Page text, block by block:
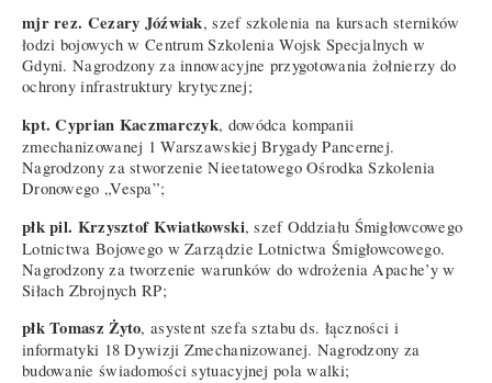
mjr rez. Cezary Jóźwiak, szef szkolenia na kursach sterników
łodzi bojowych w Centrum Szkolenia Wojsk Specjalnych w
Gdyni. Nagrodzony za innowacyjne przygotowania żołnierzy do
ochrony infrastruktury krytycznej;
kpt. Cyprian Kaczmarczyk, dowódca kompanii
zmechanizowanej 1 Warszawskiej Brygady Pancernej.
Nagrodzony za stworzenie Nieetatowego Ośrodka Szkolenia
Dronowego „Vespa”;
płk pil. Krzysztof Kwiatkowski, szef Oddziału Śmigłowcowego
Lotnictwa Bojowego w Zarządzie Lotnictwa Śmigłowcowego.
Nagrodzony za tworzenie warunków do wdrożenia Apache’y w
Siłach Zbrojnych RP;
płk Tomasz Żyto, asystent szefa sztabu ds. łączności i
informatyki 18 Dywizji Zmechanizowanej. Nagrodzony za
budowanie świadomości sytuacyjnej pola walki;